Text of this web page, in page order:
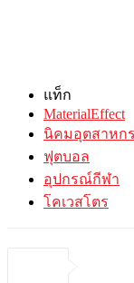
แท็ก
MaterialEffect
นิคมอุตสาหก
ฟุตบอล
อุปกรณ์กีฬา
โคเวสโตร